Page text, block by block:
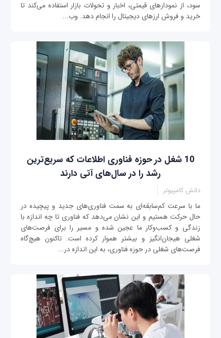
سود، از نمودارهای قیمتی، اخبار و تحولات بازار استفاده می‌کند تا
خرید و فروش ارزهای دیجیتال را انجام دهد. وب‌...
10 شغل در حوزه فناوری اطلاعات که سریع‌ترین
رشد را در سال‌های آتی دارند
دانش کامپیوتر
ما با سرعت کم‌‌سابقه‌ای به سمت فناوری‌های جدید و پیچیده‌ در
حال حرکت هستیم و این نشان می‌دهد که فناوری تا چه اندازه با
زندگی و کسب‌و‌کار ما عجین شده و مسیر را برای فرصت‌های
شغلی هیجان‌انگیز و بیشتر هموار کرده است. تاکنون هیچ‌گاه
فرصت‌های شغلی در حوزه فناوری، به این اندازه در...